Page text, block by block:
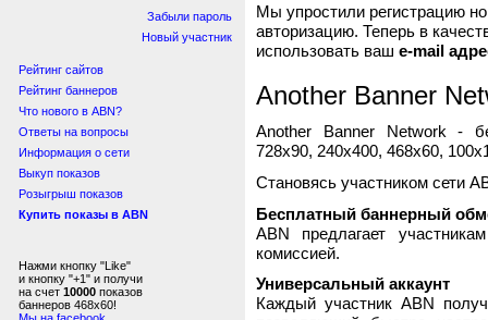
Забыли пароль
Новый участник
Рейтинг сайтов
Рейтинг баннеров
Что нового в ABN?
Ответы на вопросы
Информация о сети
Выкуп показов
Розыгрыш показов
Купить показы в ABN
Нажми кнопку "Like"
и кнопку "+1" и получи
на счет 10000 показов
баннеров 468x60!
Мы упростили регистрацию
авторизацию. Теперь в
использовать ваш e-mail
Another Banner
Another Banner Network -
728x90, 240x400, 468x60,
Становясь участником сети
Бесплатный баннерный
ABN предлагает
комиссией.
Универсальный аккаунт
Каждый участник ABN